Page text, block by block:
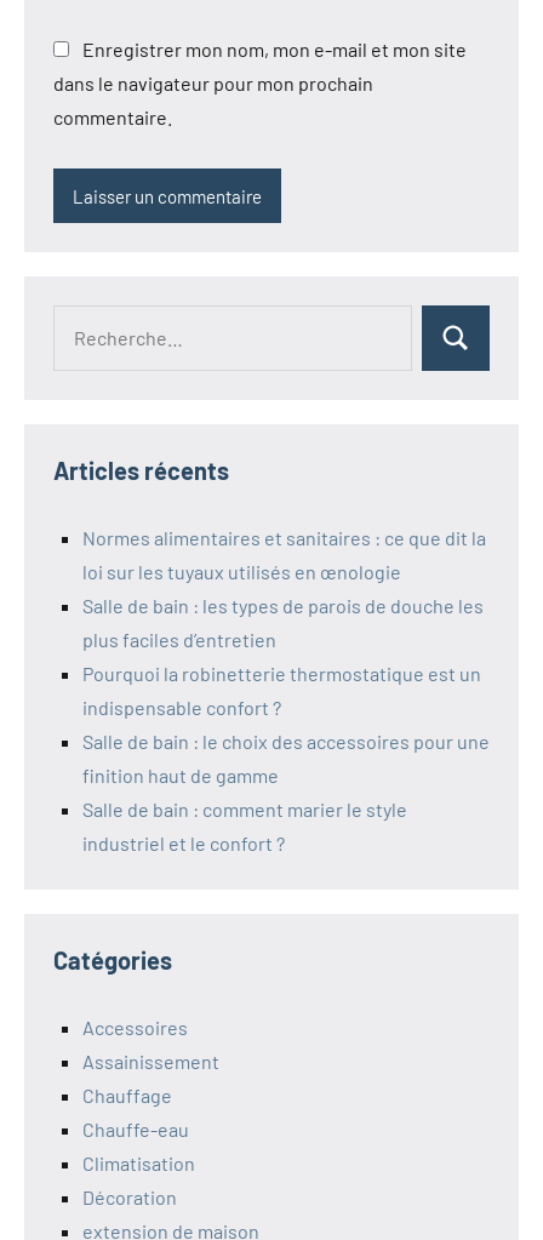
Enregistrer mon nom, mon e-mail et mon site
dans le navigateur pour mon prochain
commentaire.
Rechercher
Articles récents
Normes alimentaires et sanitaires : ce que dit la
loi sur les tuyaux utilisés en œnologie
Salle de bain : les types de parois de douche les
plus faciles d’entretien
Pourquoi la robinetterie thermostatique est un
indispensable confort ?
Salle de bain : le choix des accessoires pour une
finition haut de gamme
Salle de bain : comment marier le style
industriel et le confort ?
Catégories
Accessoires
Assainissement
Chauffage
Chauffe-eau
Climatisation
Décoration
extension de maison